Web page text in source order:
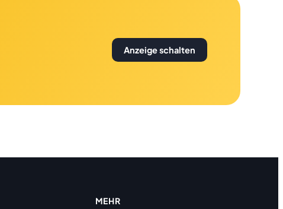
Anzeige schalten
MEHR